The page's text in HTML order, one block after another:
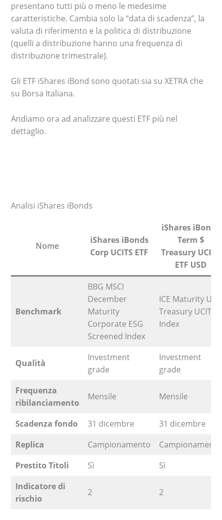
presentano tutti più o meno le medesime
caratteristiche. Cambia solo la “data di scadenza”, la
valuta di riferimento e la politica di distribuzione
(quelli a distribuzione hanno una frequenza di
distribuzione trimestrale).
Gli ETF iShares iBond sono quotati sia su XETRA che
su Borsa Italiana.
Andiamo ora ad analizzare questi ETF più nel
dettaglio.
Analisi iShares iBonds
Nome
iShares iBonds
Corp UCITS ETF
iShares iBonds
Term $
Treasury UCITS
ETF USD
Benchmark
BBG MSCI
December
Maturity
Corporate ESG
Screened Index
ICE Maturity US
Treasury UCITS
Index
Qualità
Investment
grade
Investment
grade
Frequenza
ribilanciamento
Mensile Mensile
Scadenza fondo 31 dicembre
31 dicembre
Replica
Campionamento
Campionamento
Prestito Titoli
Sì
Sì
Indicatore di
rischio
2 2